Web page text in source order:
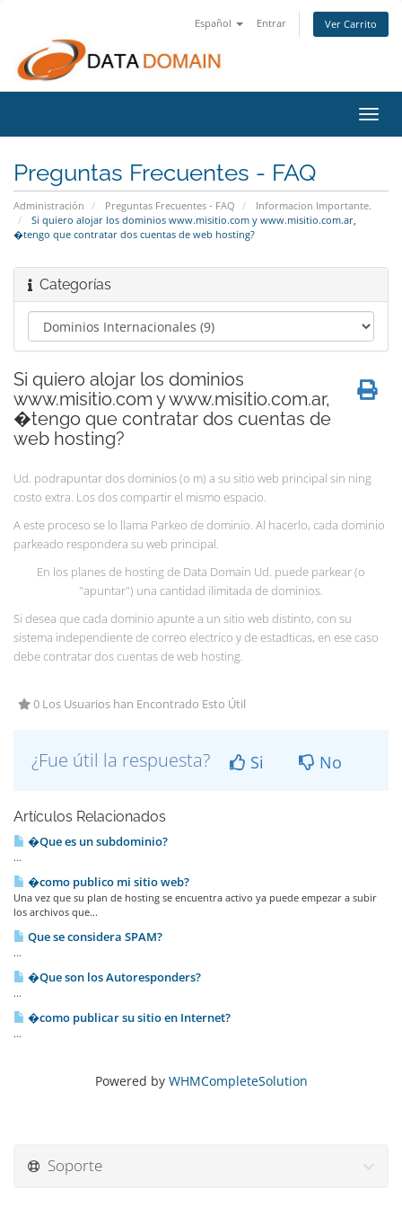
Español Entrar Ver Carrito
Preguntas Frecuentes - FAQ
Administración Preguntas Frecuentes - FAQ
Informacion Importante.
Si quiero alojar los dominios www.misitio.com y www.misitio.com.ar,
�tengo que contratar dos cuentas de web hosting?
Categorías
Si quiero alojar los dominios
www.misitio.com y www.misitio.com.ar,
�tengo que contratar dos cuentas de
web hosting?
Ud. podrapuntar dos dominios (o m) a su sitio web principal sin ning
costo extra. Los dos compartir el mismo espacio.
A este proceso se lo llama Parkeo de dominio. Al hacerlo, cada dominio
parkeado respondera su web principal.
En los planes de hosting de Data Domain Ud. puede parkear (o
"apuntar") una cantidad ilimitada de dominios.
Si desea que cada dominio apunte a un sitio web distinto, con su
sistema independiente de correo electrico y de estadticas, en ese caso
debe contratar dos cuentas de web hosting.
0 Los Usuarios han Encontrado Esto Útil
¿Fue útil la respuesta? Si No
Artículos Relacionados
�Que es un subdominio?
...
�como publico mi sitio web?
Una vez que su plan de hosting se encuentra activo ya puede empezar a subir
los archivos que...
Que se considera SPAM?
...
�Que son los Autoresponders?
...
�como publicar su sitio en Internet?
...
Powered by WHMCompleteSolution
Soporte